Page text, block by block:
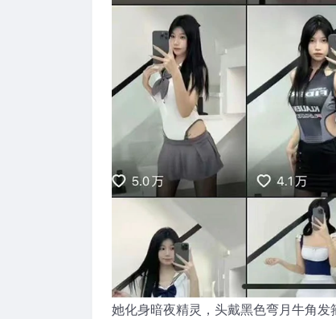
她化身暗夜精灵，头戴黑色弯月牛角